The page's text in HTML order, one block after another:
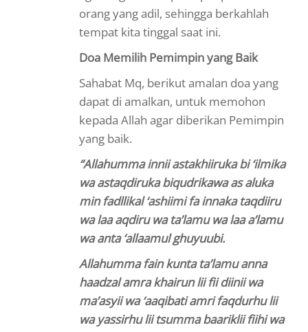
orang yang adil, sehingga berkahlah
tempat kita tinggal saat ini.
Doa Memilih Pemimpin yang Baik
Sahabat Mq, berikut amalan doa yang
dapat di amalkan, untuk memohon
kepada Allah agar diberikan Pemimpin
yang baik.
“Allahumma innii astakhiiruka bi ‘ilmika
wa astaqdiruka biqudrikawa as aluka
min fadllikal ‘ashiimi fa innaka taqdiiru
wa laa aqdiru wa ta’lamu wa laa a’lamu
wa anta ‘allaamul ghuyuubi.
Allahumma fain kunta ta’lamu anna
haadzal amra khairun lii fii diinii wa
ma’asyii wa ‘aaqibati amri faqdurhu lii
wa yassirhu lii tsumma baariklii fiihi wa